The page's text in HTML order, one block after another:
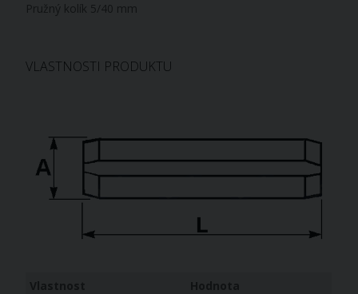
Pružný kolík 5/40 mm
VLASTNOSTI PRODUKTU